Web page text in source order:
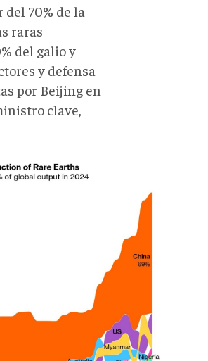
70% de la
raras
del galio y
y defensa
por Beijing en
clave,